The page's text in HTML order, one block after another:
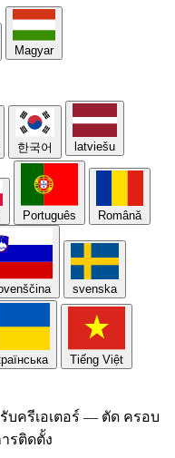
Magyar
한국어 latviešu
Português Română
svenska
Tiếng Việt
บครีเอเตอร์ — ตัด ครอบ
รติดตั้ง